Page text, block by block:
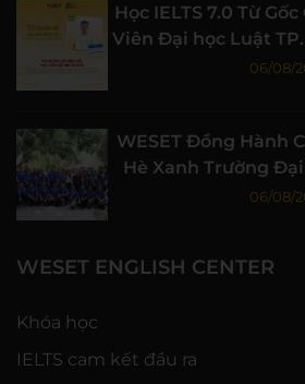
Học IELTS 7.0 Từ
Viên Đại học Luật
06/08/
WESET Đồng Hành
Hè Xanh Trường
nhiên,06/08/
WESET ENGLISH CENTER
Khóa học
IELTS cam kết đầu ra